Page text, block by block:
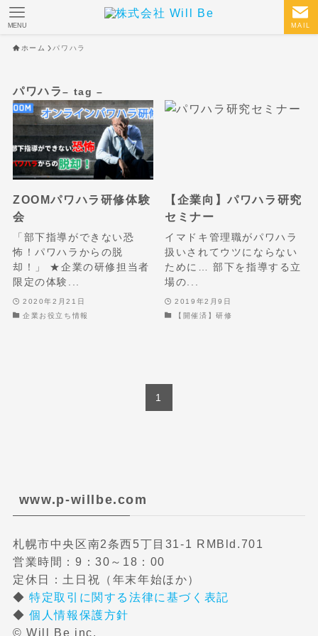
MAIL
MENU
ホーム パワハラ
パワハラ– tag –
ZOOMパワハラ研修体験
会
「部下指導ができない恐
怖！パワハラからの脱
却！」 ★企業の研修担当者
限定の体験...
2020年2月21日
企業お役立ち情報
【企業向】パワハラ研究
セミナー
イマドキ管理職がパワハラ
扱いされてウツにならない
ために… 部下を指導する立
場の...
2019年2月9日
【開催済】研修
1
www.p-willbe.com
札幌市中央区南2条西5丁目31-1 RMBld.701
営業時間：9：30～18：00
定休日：土日祝（年末年始ほか）
◆特定取引に関する法律に基づく表記
◆個人情報保護方針
© Will Be inc.